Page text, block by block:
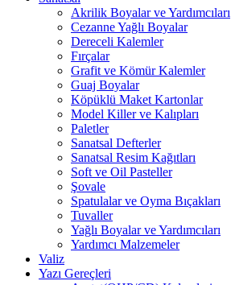
Akrilik Boyalar ve Yardımcıları
Cezanne Yağlı Boyalar
Dereceli Kalemler
Fırçalar
Grafit ve Kömür Kalemler
Guaj Boyalar
Köpüklü Maket Kartonlar
Model Killer ve Kalıpları
Paletler
Sanatsal Defterler
Sanatsal Resim Kağıtları
Soft ve Oil Pasteller
Şovale
Spatulalar ve Oyma Bıçakları
Tuvaller
Yağlı Boyalar ve Yardımcıları
Yardımcı Malzemeler
Valiz
Yazı Gereçleri